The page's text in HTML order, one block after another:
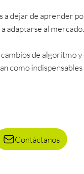
dejar de aprender
adaptarse al mercado.
de algoritmo
como
Contáctanos